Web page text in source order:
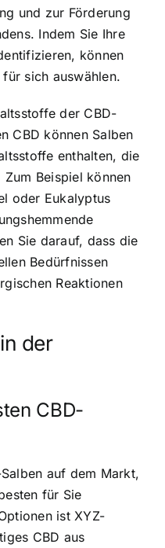
und zur Förderung
Indem Sie Ihre
können
sich auswählen.
der CBD-
CBD können Salben
enthalten, die
Beispiel können
oder Eukalyptus
Sie darauf, dass die
Bedürfnissen
Reaktionen
der
CBD-
auf dem Markt,
für Sie
ist XYZ-
CBD aus